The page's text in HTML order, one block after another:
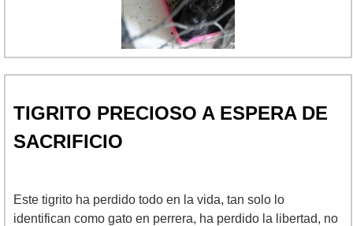
TIGRITO PRECIOSO A ESPERA DE
SACRIFICIO
Este tigrito ha perdido todo en la vida, tan solo lo
identifican como gato en perrera, ha perdido la libertad, no